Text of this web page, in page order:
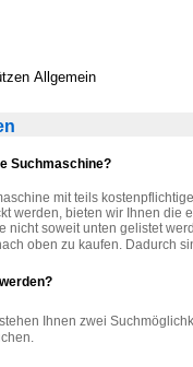
Allgemein
Suchmaschine?
mit teils
werden, bieten wir Ihnen
nicht soweit unten gelistet
oben zu kaufen. Dadurch
Ihnen zwei